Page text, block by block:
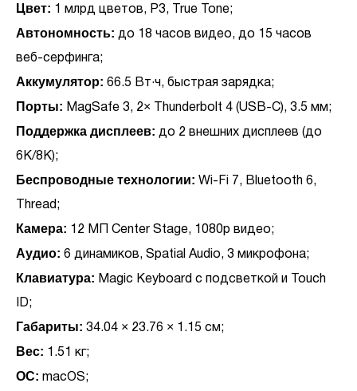
Цвет: 1 млрд цветов, P3, True Tone;
Автономность: до 18 часов видео, до 15 часов
веб-серфинга;
Аккумулятор: 66.5 Вт·ч, быстрая зарядка;
Порты: MagSafe 3, 2× Thunderbolt 4 (USB-C), 3.5 мм;
Поддержка дисплеев: до 2 внешних дисплеев (до
6K/8K);
Беспроводные технологии: Wi-Fi 7, Bluetooth 6,
Thread;
Камера: 12 МП Center Stage, 1080p видео;
Аудио: 6 динамиков, Spatial Audio, 3 микрофона;
Клавиатура: Magic Keyboard с подсветкой и Touch
ID;
Габариты: 34.04 × 23.76 × 1.15 см;
Вес: 1.51 кг;
ОС: macOS;